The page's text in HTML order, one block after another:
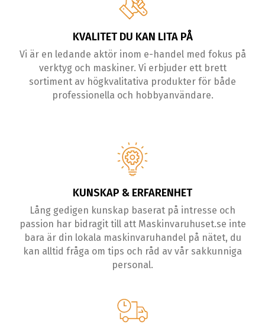
KVALITET DU KAN LITA PÅ
Vi är en ledande aktör inom e-handel med fokus på
verktyg och maskiner. Vi erbjuder ett brett
sortiment av högkvalitativa produkter för både
professionella och hobbyanvändare.
KUNSKAP & ERFARENHET
Lång gedigen kunskap baserat på intresse och
passion har bidragit till att Maskinvaruhuset.se inte
bara är din lokala maskinvaruhandel på nätet, du
kan alltid fråga om tips och råd av vår sakkunniga
personal.